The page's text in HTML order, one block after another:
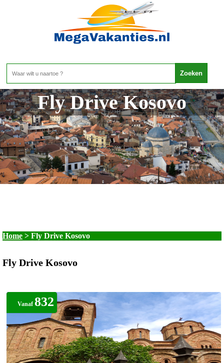
Fly Drive Kosovo
Home > Fly Drive Kosovo
Fly Drive Kosovo
Vanaf832